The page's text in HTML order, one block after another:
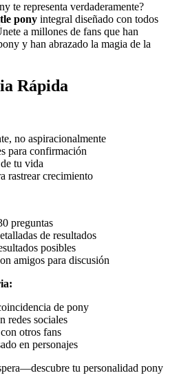
te representa verdaderamente?
pony integral diseñado con todos
a millones de fans que han
y han abrazado la magia de la
Rápida
no aspiracionalmente
para confirmación
tu vida
rastrear crecimiento
preguntas
de resultados
posibles
amigos para discusión
de pony
redes sociales
otros fans
en personajes
tu personalidad pony